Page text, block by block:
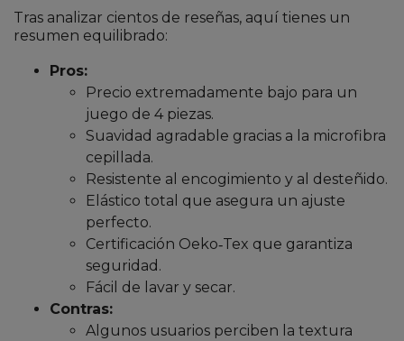
Tras analizar cientos de reseñas, aquí tienes un
resumen equilibrado:
Pros:
Precio extremadamente bajo para un
juego de 4 piezas.
Suavidad agradable gracias a la microfibra
cepillada.
Resistente al encogimiento y al desteñido.
Elástico total que asegura un ajuste
perfecto.
Certificación Oeko‑Tex que garantiza
seguridad.
Fácil de lavar y secar.
Contras:
Algunos usuarios perciben la textura